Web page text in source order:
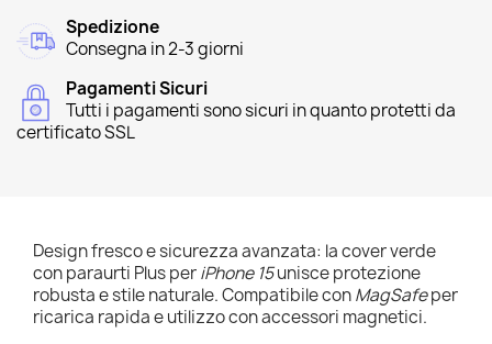
Spedizione
Consegna in 2-3 giorni
Pagamenti Sicuri
Tutti i pagamenti sono sicuri in quanto protetti da
certificato SSL
Design fresco e sicurezza avanzata: la cover verde
con paraurti Plus periPhone 15unisce protezione
robusta e stile naturale. Compatibile conMagSafeper
ricarica rapida e utilizzo con accessori magnetici.